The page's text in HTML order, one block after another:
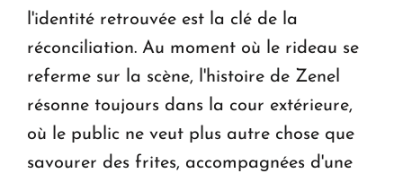
l'identité retrouvée est la clé de la
réconciliation. Au moment où le rideau se
referme sur la scène, l'histoire de Zenel
résonne toujours dans la cour extérieure,
où le public ne veut plus autre chose que
savourer des frites, accompagnées d'une